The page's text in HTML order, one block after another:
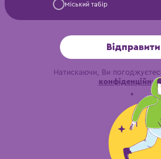
Міський табір
Відправити
Натискаючи, Ви